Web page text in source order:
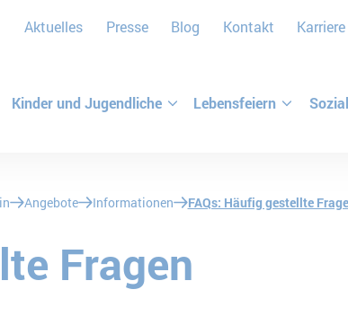
Aktuelles Presse Blog Kontakt Karriere
Kinder und Jugendliche Lebensfeiern
Angebote Informationen FAQs: Häufig gestellte
Fragen